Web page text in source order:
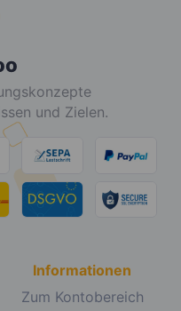
und Zielen.
Informationen
Zum Kontobereich